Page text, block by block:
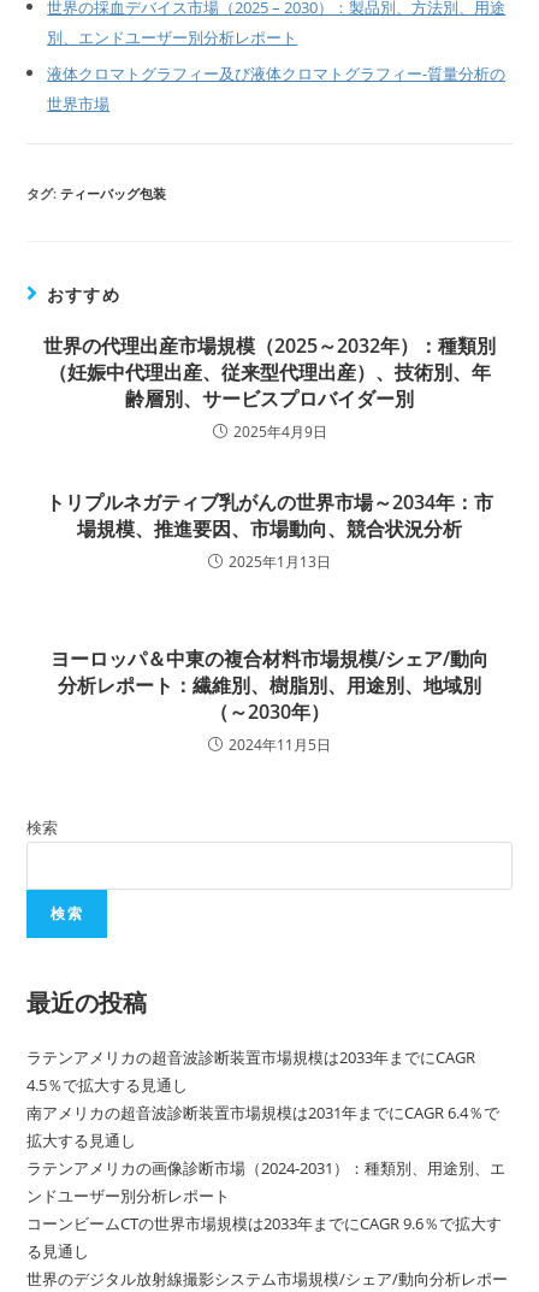
世界の採血デバイス市場（2025 – 2030）：製品別、方法別、用途
別、エンドユーザー別分析レポート
液体クロマトグラフィー及び液体クロマトグラフィー-質量分析の
世界市場
タグ:ティーバッグ包装
おすすめ
世界の代理出産市場規模（2025～2032年）：種類別
（妊娠中代理出産、従来型代理出産）、技術別、年
齢層別、サービスプロバイダー別
2025年4月9日
トリプルネガティブ乳がんの世界市場～2034年：市
場規模、推進要因、市場動向、競合状況分析
2025年1月13日
ヨーロッパ＆中東の複合材料市場規模/シェア/動向
分析レポート：繊維別、樹脂別、用途別、地域別
（～2030年）
2024年11月5日
検索
検索
最近の投稿
ラテンアメリカの超音波診断装置市場規模は2033年までにCAGR
4.5％で拡大する見通し
南アメリカの超音波診断装置市場規模は2031年までにCAGR 6.4％で
拡大する見通し
ラテンアメリカの画像診断市場（2024-2031）：種類別、用途別、エ
ンドユーザー別分析レポート
コーンビームCTの世界市場規模は2033年までにCAGR 9.6％で拡大す
る見通し
世界のデジタル放射線撮影システム市場規模/シェア/動向分析レポー